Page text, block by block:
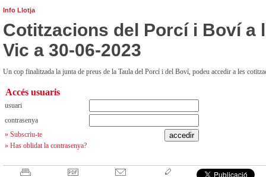
Info Llotja
Cotitzacions del Porcí i Boví a
Vic a 30-06-2023
Un cop finalitzada la junta de preus de la Taula del Porcí i del Boví, podeu accedir a les
Accés usuaris
usuari
contrasenya
» Subscriu-te
» Has oblidat la contrasenya?